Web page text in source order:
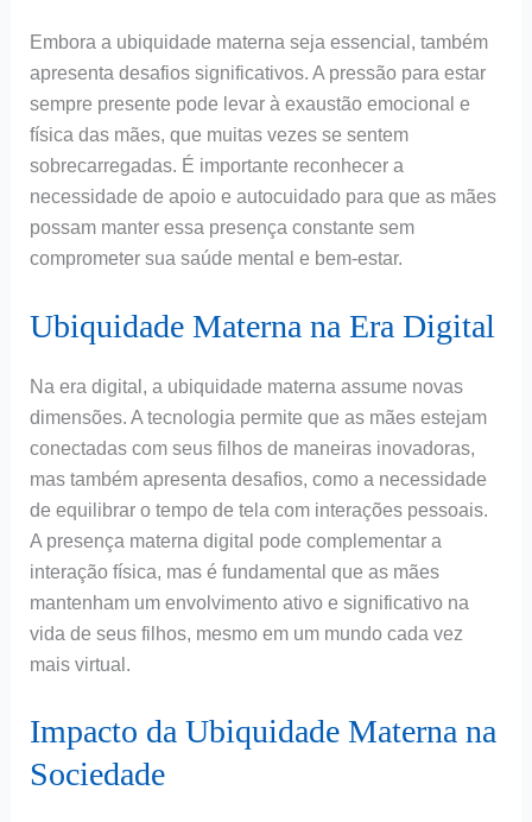
Embora a ubiquidade materna seja essencial, também
apresenta desafios significativos. A pressão para estar
sempre presente pode levar à exaustão emocional e
física das mães, que muitas vezes se sentem
sobrecarregadas. É importante reconhecer a
necessidade de apoio e autocuidado para que as mães
possam manter essa presença constante sem
comprometer sua saúde mental e bem-estar.
Ubiquidade Materna na Era Digital
Na era digital, a ubiquidade materna assume novas
dimensões. A tecnologia permite que as mães estejam
conectadas com seus filhos de maneiras inovadoras,
mas também apresenta desafios, como a necessidade
de equilibrar o tempo de tela com interações pessoais.
A presença materna digital pode complementar a
interação física, mas é fundamental que as mães
mantenham um envolvimento ativo e significativo na
vida de seus filhos, mesmo em um mundo cada vez
mais virtual.
Impacto da Ubiquidade Materna na
Sociedade